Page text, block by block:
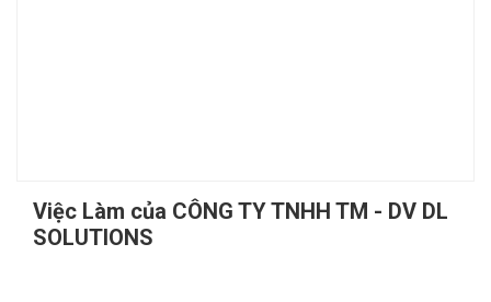
Việc Làm của CÔNG TY TNHH TM - DV DL
SOLUTIONS